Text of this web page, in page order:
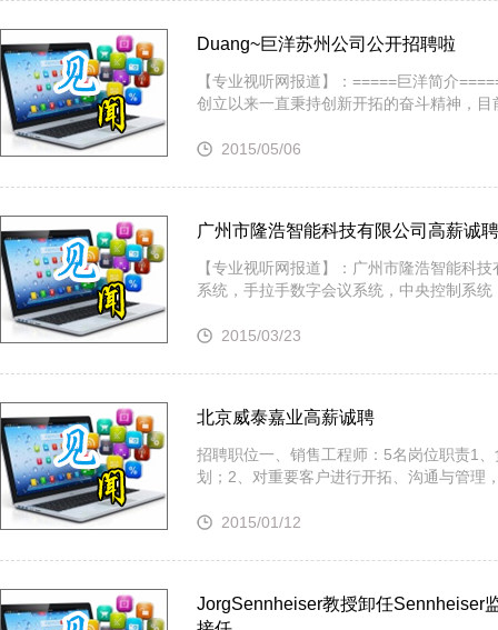
Duang~巨洋苏州公司公开招聘啦
【专业视听网报道】：=====巨洋简介
创立以来一直秉持创新开拓的奋斗精神，
2015/05/06
广州市隆浩智能科技有限公司高薪诚
【专业视听网报道】：广州市隆浩智能科
系统，手拉手数字会议系统，中央控制系
2015/03/23
北京威泰嘉业高薪诚聘
招聘职位一、销售工程师：5名岗位职责1
划；2、对重要客户进行开拓、沟通与管
2015/01/12
JorgSennheiser教授卸任Sennheiser